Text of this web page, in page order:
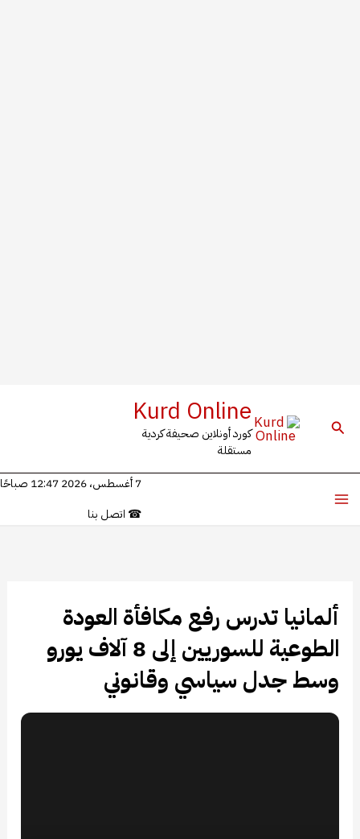
البحث Kurd Online
كورد أونلاين صحيفة كردية
مستقلة
7 أغسطس، 2026 12:47 صباحًا
☎ اتصل بنا
ألمانيا تدرس رفع مكافأة العودة
الطوعية للسوريين إلى 8 آلاف يورو
وسط جدل سياسي وقانوني